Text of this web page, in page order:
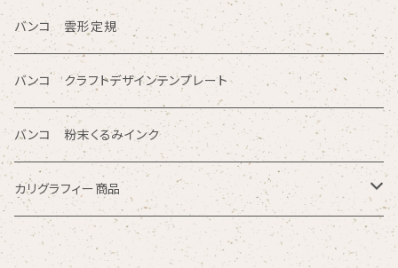
商品シリーズ名から検索
SE型
80型
プチプレート型
OCR型 / シンボル型
ノートブックテンプレート ルーラースリム
カリグラフィガイドライン定規
バンコ 雲形定規
バンコ クラフトデザインテンプレート
バンコ 粉末くるみインク
カリグラフィー商品
マニュスクリプト